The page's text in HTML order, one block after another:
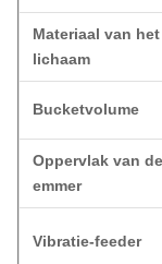
Materiaal van het
lichaam
Bucketvolume
Oppervlak van de
emmer
Vibratie-feeder